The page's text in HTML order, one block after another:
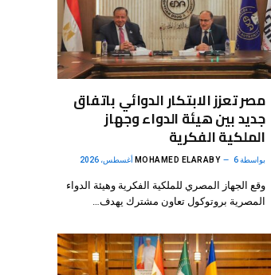
مصر تعزز الابتكار الدوائي باتفاق
جديد بين هيئة الدواء وجهاز
الملكية الفكرية
بواسطة MOHAMED ELARABY 6 أغسطس، 2026
وقع الجهاز المصري للملكية الفكرية وهيئة الدواء
المصرية بروتوكول تعاون مشترك يهدف…